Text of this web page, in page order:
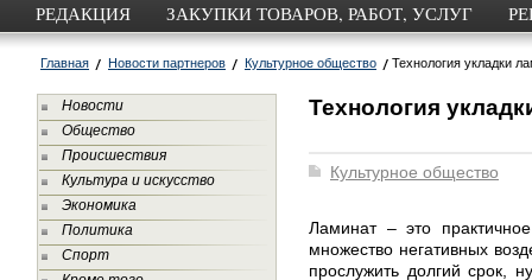
РЕДАКЦИЯ ЗАКУПКИ ТОВАРОВ, РАБОТ, УСЛУГ
Главная Новости партнеров Культурное общество Технология укладки
Новости
Общество
Происшествия
Культура и искусство
Экономика
Политика
Спорт
Технология
Культурное общество
Ламинат – это
множество негативных
прослужить долгий срок,